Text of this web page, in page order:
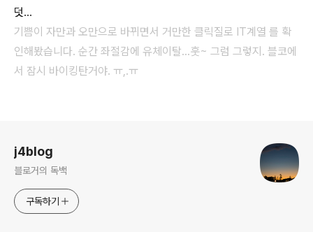
덧...
기쁨이 자만과 오만으로 바뀌면서 거만한 클릭질로 IT계열 를 확
인해봤습니다. 순간 좌절감에 유체이탈...훗~ 그럼 그렇지. 블코에
서 잠시 바이킹탄거야. ㅠ,.ㅠ
j4blog
블로거의 독백
구독하기